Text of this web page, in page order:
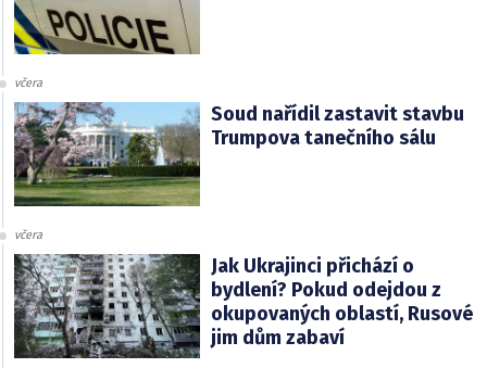
včera
Soud nařídil zastavit stavbu
Trumpova tanečního sálu
včera
Jak Ukrajinci přichází o
bydlení? Pokud odejdou z
okupovaných oblastí, Rusové
jim dům zabaví